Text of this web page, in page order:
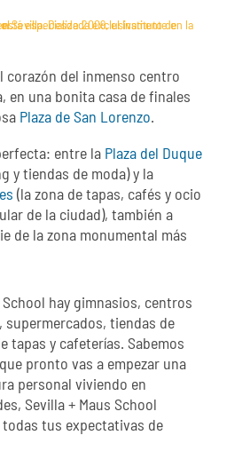
corazón del inmenso centro
en una bonita casa de finales
Plaza de San Lorenzo.
entre la Plaza del Duque
y tiendas de moda) y la
(la zona de tapas, cafés y ocio
de la ciudad), también a
de la zona monumental más
hay gimnasios, centros
supermercados, tiendas de
tapas y cafeterías. Sabemos
pronto vas a empezar una
personal viviendo en
Sevilla + Maus School
tus expectativas de